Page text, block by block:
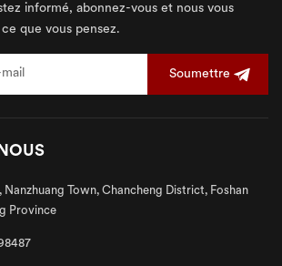
informé, abonnez-vous et nous vous
que vous pensez.
Soumettre
Nanzhuang Town, Chancheng District, Foshan
Province